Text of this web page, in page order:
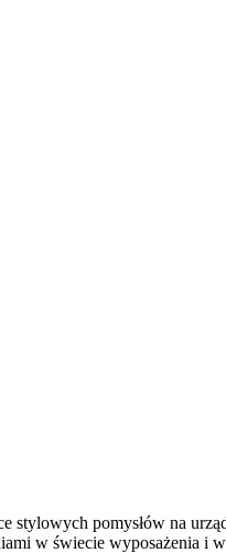
pomysłów na
w świecie wyposażenia